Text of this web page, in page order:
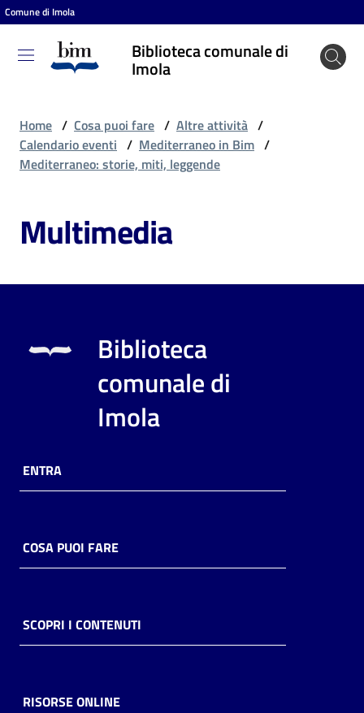
Vai al contenuto
Vai alla navigazione
Vai al footer
Comune di Imola
Biblioteca comunale di
Imola
Biblioteca
comunale
Cosa
fare
Scopri
online
Piani
Home / Cosa puoi fare / Altre attività /
Calendario eventi / Mediterraneo in Bim /
Mediterraneo: storie, miti, leggende
Multimedia
Biblioteca
comunale di
Imola
ENTRA
COSA PUOI FARE
SCOPRI I CONTENUTI
RISORSE ONLINE